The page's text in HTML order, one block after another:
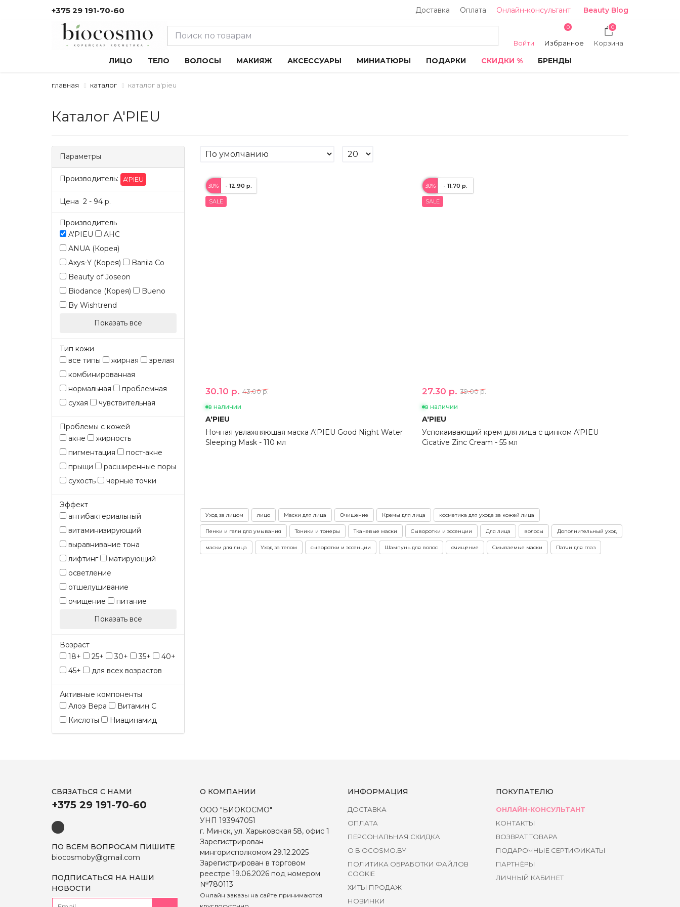
+375 29 191-70-60 Доставка Оплата Онлайн-консультант Beauty Blog
Войти
0
Избранное
0
Корзина
ЛИЦО ТЕЛО ВОЛОСЫ МАКИЯЖ АКСЕССУАРЫ МИНИАТЮРЫ ПОДАРКИ СКИДКИ % БРЕНДЫ
главная каталог каталог a'pieu
Каталог A'PIEU
Параметры
Производитель: A'PIEU
Цена 2 - 94 р.
Производитель
A'PIEU
AHC
ANUA (Корея)
Axys-Y (Корея)
Banila Co
Beauty of Joseon
Biodance (Корея)
Bueno
By Wishtrend
Показать все
Тип кожи
все типы
жирная
зрелая
комбинированная
нормальная
проблемная
сухая
чувствительная
Проблемы с кожей
акне
жирность
пигментация
пост-акне
прыщи
расширенные поры
сухость
черные точки
Эффект
антибактериальный
витаминизирующий
выравнивание тона
лифтинг
матирующий
осветление
отшелушивание
очищение
питание
Показать все
Возраст
18+
25+ 30+ 35+
40+
45+
для всех возрастов
Активные компоненты
Алоэ Вера
Витамин С
Кислоты
Ниацинамид
SALE
30% - 12.90 р.
30.10 р. 43.00 р.
в наличии
A'PIEU
Ночная увлажняющая маска A'PIEU Good Night Water
Sleeping Mask - 110 мл
SALE
30% - 11.70 р.
27.30 р. 39.00 р.
в наличии
A'PIEU
Успокаивающий крем для лица с цинком A'PIEU
Cicative Zinc Cream - 55 мл
Уход за лицом лицо Маски для лица Очищение Кремы для лица косметика для ухода за кожей лица
Пенки и гели для умывания Тоники и тонеры Тканевые маски Сыворотки и эссенции Для лица волосы Дополнительный уход
маски для лица Уход за телом сыворотки и эссенции Шампунь для волос очищение Смываемые маски Патчи для глаз
СВЯЗАТЬСЯ С НАМИ
+375 29 191-70-60
ПО ВСЕМ ВОПРОСАМ ПИШИТЕ
biocosmoby@gmail.com
ПОДПИСАТЬСЯ НА НАШИ
НОВОСТИ
О КОМПАНИИ
ООО "БИОКОСМО"
УНП 193947051
г. Минск, ул. Харьковская 58, офис 1
Зарегистрирован
мингорисполкомом 29.12.2025
Зарегистрирован в торговом
реестре 19.06.2026 под номером
№780113
Онлайн заказы на сайте принимаются
ИНФОРМАЦИЯ
ДОСТАВКА
ОПЛАТА
ПЕРСОНАЛЬНАЯ СКИДКА
О BIOCOSMO.BY
ПОЛИТИКА ОБРАБОТКИ ФАЙЛОВ
COOKIE
ХИТЫ ПРОДАЖ
НОВИНКИ
ПОКУПАТЕЛЮ
ОНЛАЙН-КОНСУЛЬТАНТ
КОНТАКТЫ
ВОЗВРАТ ТОВАРА
ПОДАРОЧНЫЕ СЕРТИФИКАТЫ
ПАРТНЁРЫ
ЛИЧНЫЙ КАБИНЕТ